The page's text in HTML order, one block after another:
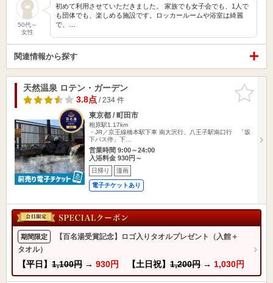
50代～
女性
初めて利用させていただきました。 家族でも女子会でも、1人で
も団体でも、楽しめる施設です。ロッカールームや浴室は綺麗
で、…
関連情報から探す
お気に入
りに追加
天然温泉 ロテン・ガーデン
3.8点/ 234 件
東京都 / 町田市
相原駅1.17km
・JR／京王線橋本駅下車 南大沢行、八王子駅南口行 「坂
下バス停」下…
営業時間 9:00～24:00
入浴料金 930円～
日帰り 漫画
電子チケットあり
期間限定
【百名湯受賞記念】ロゴ入りタオルプレゼント（入館＋
タオル）
【平日】 1,100円 → 930円 【土日祝】 1,200円 → 1,030円